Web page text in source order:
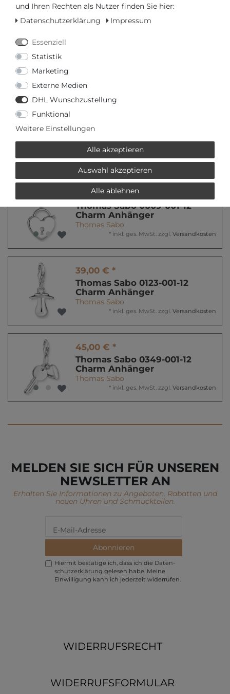
* inkl. ges. MwSt. zzgl.
VERWANDTE PRODUKTE
THOMAS SABO
Thomas Sabo 0001-001-12
Thomas Sabo
*inkl. ges. MwSt. zzgl. Versandkosten
59,00 € *
Thomas Sabo 0009-001-12
Charm Anhänger
Thomas Sabo
* inkl. ges. MwSt. zzgl. Versandkosten
39,00 € *
Thomas Sabo 0123-001-12
Charm Anhänger
Thomas Sabo
* inkl. ges. MwSt. zzgl. Versandkosten
45,00 € *
Thomas Sabo 0349-001-12
Charm Anhänger
Thomas Sabo
* inkl. ges. MwSt. zzgl. Versandkosten
MELDEN SIE SICH FÜR UNSEREN
NEWSLETTER AN
Erhalten Sie Informationen zu Angeboten, Rabatten und
neuen Uhren und Schmuckteilen.
Abonnieren
Hiermit bestätige ich, dass ich die Daten­
schutz­erklärung gelesen habe. Meine
Einwilligung kann ich jederzeit widerrufen.
WIDERRUFSRECHT
WIDERRUFSFORMULAR
und Ihren Rechten als Nutzer finden Sie hier:
Datenschutzerklärung
Impressum
Essenziell
Statistik
Marketing
Externe Medien
DHL Wunschzustellung
Funktional
Weitere Einstellungen
Alle akzeptieren
Auswahl akzeptieren
Alle ablehnen